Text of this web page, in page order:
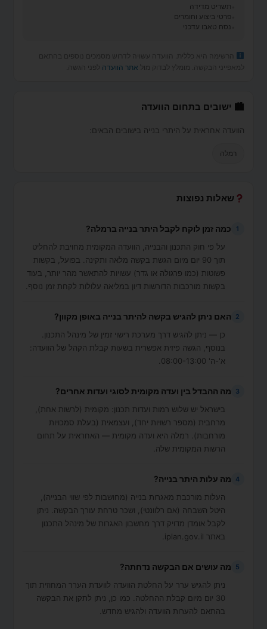
תשריט מדידה
פרטי ביצוע וחומרים
נסח טאבו עדכני
הרשימה היא כללית. הוועדה עשויה לדרוש מסמכים נוספים בהתאם
למאפייני הבקשה. מומלץ לבדוק מול אתר הוועדה לפני הגשה.
🏙 ישובים בתחום הוועדה
הוועדה אחראית על היתרי בנייה בישובים הבאים:
רמלה
שאלות נפוצות
1 כמה זמן לוקח לקבל היתר בנייה ברמלה?
על פי חוק התכנון והבנייה, הוועדה המקומית מחויבת להחליט
תוך 90 יום מיום הגשת בקשה מלאה ותקינה. בפועל, בקשות
פשוטות (כמו פרגולה או גדר) עשויות להתאשר מהר יותר, בעוד
בקשות מורכבות הדורשות דיון במליאה עלולות לקחת זמן נוסף.
2 האם ניתן להגיש בקשה להיתר בנייה באופן מקוון?
כן — ניתן להגיש דרך מערכת רישוי זמין של מינהל התכנון.
בנוסף, הגשה פיזית אפשרית בשעות קבלת הקהל של הוועדה:
א'-ה' 08:00-13:00.
3 מה ההבדל בין ועדה מקומית לסוגי ועדות אחרים?
בישראל יש שלוש רמות ועדות תכנון: מקומית (לרשות אחת),
מרחבית (מספר רשויות יחד), ועצמאית (בעלת סמכויות
מורחבות). רמלה היא ועדה מקומית — האחראית על תחום
הרשות המקומית שלה.
4 מה עלות היתר בנייה?
העלות מורכבת מאגרות בנייה (מחושבות לפי שווי הבנייה),
היטל השבחה (אם רלוונטי), ושכר טרחת עורך הבקשה. ניתן
לקבל אומדן מדויק דרך מחשבון האגרות של מינהל התכנון
באתר iplan.gov.il.
5 מה עושים אם הבקשה נדחתה?
ניתן להגיש ערר על החלטת הוועדה לוועדת הערר המחוזית תוך
30 יום מיום קבלת ההחלטה. כמו כן, ניתן לתקן את הבקשה
בהתאם להערות הוועדה ולהגיש מחדש.